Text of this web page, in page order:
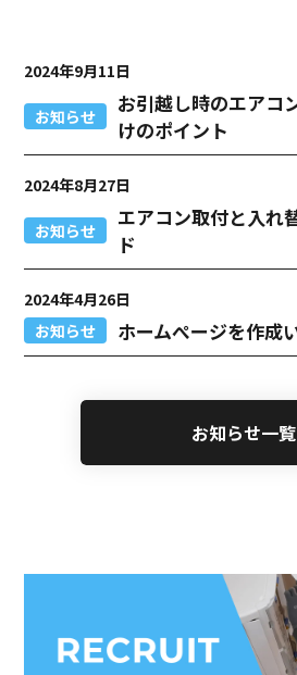
2024年9月11日
お知らせ
お引越し時のエアコ
けのポイント
2024年8月27日
お知らせ
エアコン取付と入れ
ド
2024年4月26日
お知らせ
ホームぺージを作成
お知らせ一覧